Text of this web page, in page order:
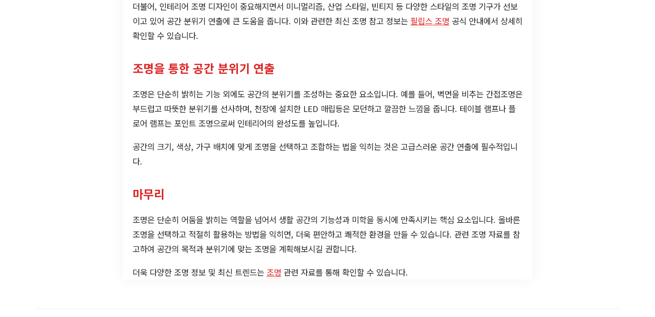
더불어, 인테리어 조명 디자인이 중요해지면서 미니멀리즘, 산업 스타일, 빈티지 등 다양한 스타일의 조명 기구가 선보
이고 있어 공간 분위기 연출에 큰 도움을 줍니다. 이와 관련한 최신 조명 참고 정보는 필립스 조명 공식 안내에서 상세히
확인할 수 있습니다.
조명을 통한 공간 분위기 연출
조명은 단순히 밝히는 기능 외에도 공간의 분위기를 조성하는 중요한 요소입니다. 예를 들어, 벽면을 비추는 간접조명은
부드럽고 따뜻한 분위기를 선사하며, 천장에 설치한 LED 매립등은 모던하고 깔끔한 느낌을 줍니다. 테이블 램프나 플
로어 램프는 포인트 조명으로써 인테리어의 완성도를 높입니다.
공간의 크기, 색상, 가구 배치에 맞게 조명을 선택하고 조합하는 법을 익히는 것은 고급스러운 공간 연출에 필수적입니
다.
마무리
조명은 단순히 어둠을 밝히는 역할을 넘어서 생활 공간의 기능성과 미학을 동시에 만족시키는 핵심 요소입니다. 올바른
조명을 선택하고 적절히 활용하는 방법을 익히면, 더욱 편안하고 쾌적한 환경을 만들 수 있습니다. 관련 조명 자료를 참
고하여 공간의 목적과 분위기에 맞는 조명을 계획해보시길 권합니다.
더욱 다양한 조명 정보 및 최신 트렌드는 조명 관련 자료를 통해 확인할 수 있습니다.